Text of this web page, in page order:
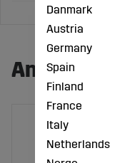
Andra
Danmark
Austria
Germany
Spain
Finland
France
Italy
Netherlands